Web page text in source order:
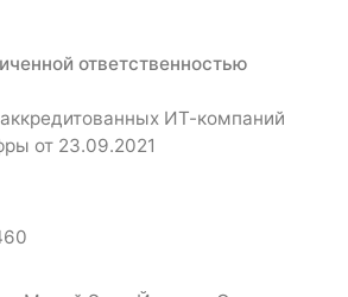
ответственностью
ИТ-компаний
от 23.09.2021